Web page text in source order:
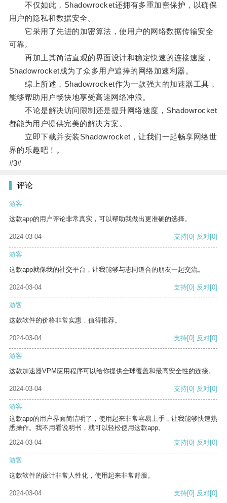
不仅如此，Shadowrocket还拥有多重加密保护，以确保
用户的隐私和数据安全。
它采用了先进的加密算法，使用户的网络数据传输安全
可靠。
再加上其简洁直观的界面设计和稳定快速的连接速度，
Shadowrocket成为了众多用户追捧的网络加速利器。
综上所述，Shadowrocket作为一款强大的加速器工具，
能够帮助用户畅快地享受高速网络冲浪。
不论是解决访问限制还是提升网络速度，Shadowrocket
都能为用户提供完美的解决方案。
立即下载并安装Shadowrocket，让我们一起畅享网络世
界的乐趣吧！。
#3#
评论
游客
这款app的用户评论非常真实，可以帮助我做出更准确的选择。
2024-03-04 支持[0] 反对[0]
游客
这款app就像我的社交平台，让我能够与志同道合的朋友一起交流。
2024-03-04 支持[0] 反对[0]
游客
这款软件的价格非常实惠，值得推荐。
2024-03-04 支持[0] 反对[0]
游客
这款加速器VPM应用程序可以给你提供全球覆盖和最高安全性的连接。
2024-03-04 支持[0] 反对[0]
游客
这款app的用户界面简洁明了，使用起来非常容易上手，让我能够快速熟
悉操作。我不用看说明书，就可以轻松使用这款app。
2024-03-04
支持[0] 反对[0]
游客
这款软件的设计非常人性化，使用起来非常舒服。
2024-03-04 支持[0] 反对[0]